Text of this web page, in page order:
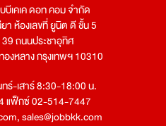
เคเค ดอท คอม จำกัด
า ห้องเลขที่ ยูนิต ดี ชั้น 5
ถนนประชาอุทิศ
องหลาง กรุงเทพฯ 10310
ร์-เสาร์ 8:30-18:00 น.
แฟ็กซ์ 02-514-7447
,sales@jobbkk.com